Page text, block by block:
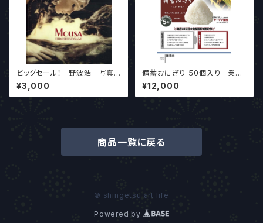
ビッグセール！ 野波浩 写真
集『MOUSA』ソフトカバー
¥3,000
備蓄おにぎり ５０個入り 業界
最安値！！
¥12,000
商品一覧に戻る
© shingetsu art life
Powered by